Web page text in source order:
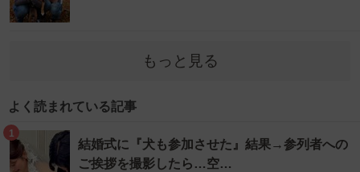
もっと見る
よく読まれている記事
1
結婚式に『犬も参加させた』結果→参列者への
ご挨拶を撮影したら…空…